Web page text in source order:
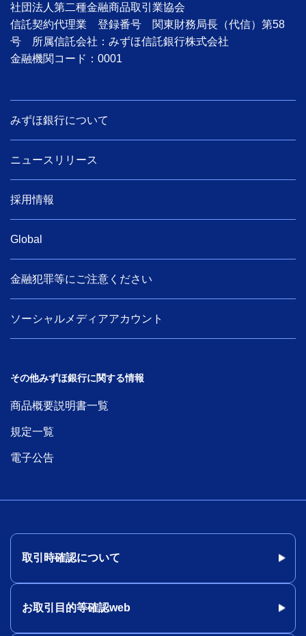
社団法人第二種金融商品取引業協会
信託契約代理業 登録番号 関東財務局長（代信）第58
号 所属信託会社：みずほ信託銀行株式会社
金融機関コード：0001
みずほ銀行について
ニュースリリース
採用情報
Global
金融犯罪等にご注意ください
ソーシャルメディアアカウント
その他みずほ銀行に関する情報
商品概要説明書一覧
規定一覧
電子公告
取引時確認について
お取引目的等確認web